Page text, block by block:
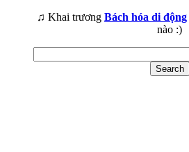
♫ Khai trương Bách hóa di động
nào :)